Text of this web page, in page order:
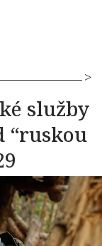
služby
“ruskou